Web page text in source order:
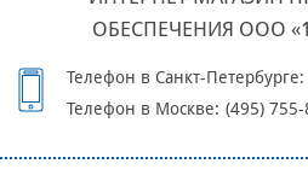
ОБЕСПЕЧЕНИЯ ООО
Телефон в Санкт-Петербурге:
Телефон в Москве: (495)